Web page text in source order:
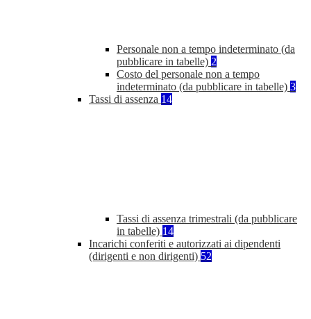
Personale non a tempo indeterminato (da
pubblicare in tabelle) 2
Costo del personale non a tempo
indeterminato (da pubblicare in tabelle) 3
Tassi di assenza 14
Tassi di assenza trimestrali (da pubblicare
in tabelle) 14
Incarichi conferiti e autorizzati ai dipendenti
(dirigenti e non dirigenti) 52